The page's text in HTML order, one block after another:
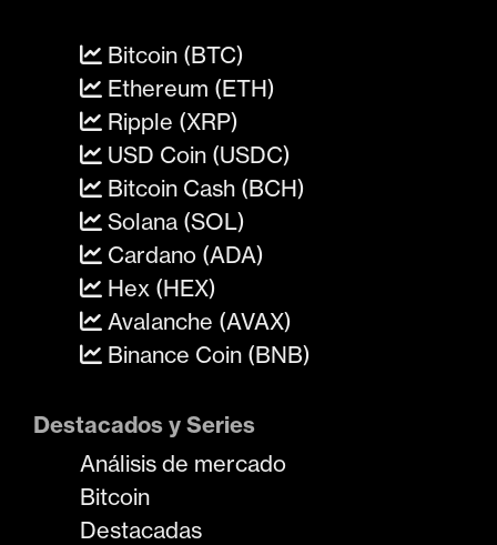
Bitcoin (BTC)
Ethereum (ETH)
Ripple (XRP)
USD Coin (USDC)
Bitcoin Cash (BCH)
Solana (SOL)
Cardano (ADA)
Hex (HEX)
Avalanche (AVAX)
Binance Coin (BNB)
Destacados y Series
Análisis de mercado
Bitcoin
Destacadas